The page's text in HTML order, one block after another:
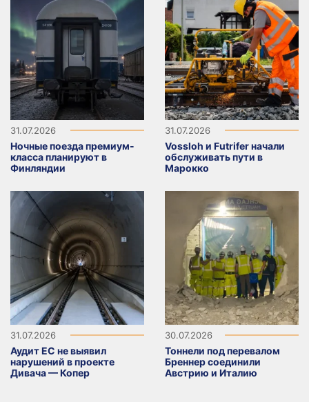
31.07.2026
Ночные поезда премиум-
класса планируют в
Финляндии
31.07.2026
Vossloh и Futrifer начали
обслуживать пути в
Марокко
31.07.2026
Аудит ЕС не выявил
нарушений в проекте
Дивача — Копер
30.07.2026
Тоннели под перевалом
Бреннер соединили
Австрию и Италию